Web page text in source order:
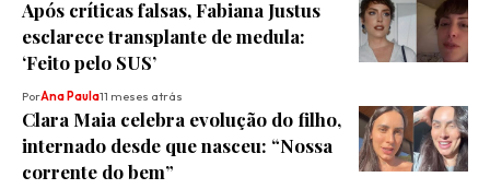
Após críticas falsas, Fabiana Justus
esclarece transplante de medula:
‘Feito pelo SUS’
PorAna Paula11 meses atrás
Clara Maia celebra evolução do filho,
internado desde que nasceu: “Nossa
corrente do bem”